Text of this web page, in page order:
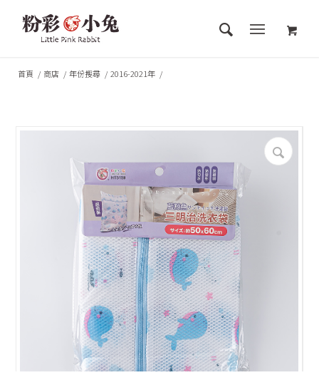
首頁 / 商店 / 年份搜尋 / 2016-2021年 /